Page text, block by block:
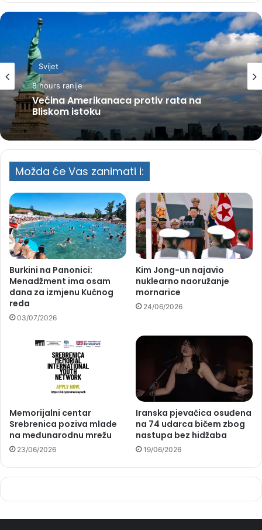
Svijet
8 hours ranije
Većina Amerikanaca protiv rata na
Bliskom istoku
Možda će Vas zanimati i:
Burkini na Panonici:
Menadžment ima osam
dana za izmjenu Kućnog
reda
03/07/2026
Kim Jong-un najavio
nuklearno naoružanje
mornarice
24/06/2026
Memorijalni centar
Srebrenica poziva mlade
na međunarodnu mrežu
23/06/2026
Iranska pjevačica osuđena
na 74 udarca bičem zbog
nastupa bez hidžaba
19/06/2026